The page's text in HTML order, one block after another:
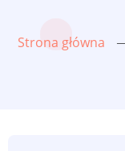
Strona główna